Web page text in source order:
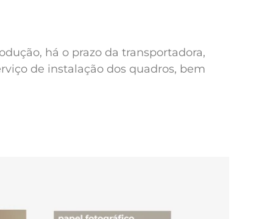
há o prazo da transportadora,
de instalação dos quadros, bem